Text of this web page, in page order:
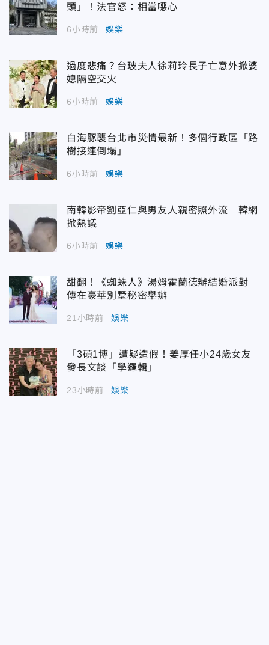
頭」！法官怒：相當噁心
6小時前 娛樂
過度悲痛？台玻夫人徐莉玲長子亡意外掀婆
媳隔空交火
6小時前 娛樂
白海豚襲台北市災情最新！多個行政區「路
樹接連倒塌」
6小時前 娛樂
南韓影帝劉亞仁與男友人親密照外流 韓網
掀熱議
6小時前 娛樂
甜翻！《蜘蛛人》湯姆霍蘭德辦結婚派對
傳在豪華別墅秘密舉辦
21小時前 娛樂
「3碩1博」遭疑造假！姜厚任小24歲女友
發長文談「學邏輯」
23小時前 娛樂